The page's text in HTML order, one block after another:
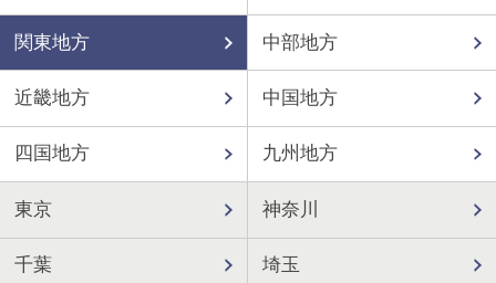
関東地方 中部地方
近畿地方 中国地方
四国地方 九州地方
東京 神奈川
千葉 埼玉